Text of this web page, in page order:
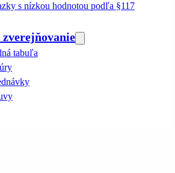
s nízkou hodnotou podľa §117
zverejňovanie
tabuľa